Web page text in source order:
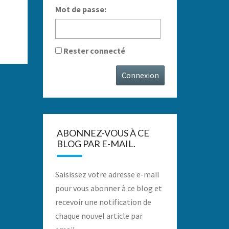
Mot de passe:
Rester connecté
Connexion
ABONNEZ-VOUS À CE
BLOG PAR E-MAIL.
Saisissez votre adresse e-mail
pour vous abonner à ce blog et
recevoir une notification de
chaque nouvel article par